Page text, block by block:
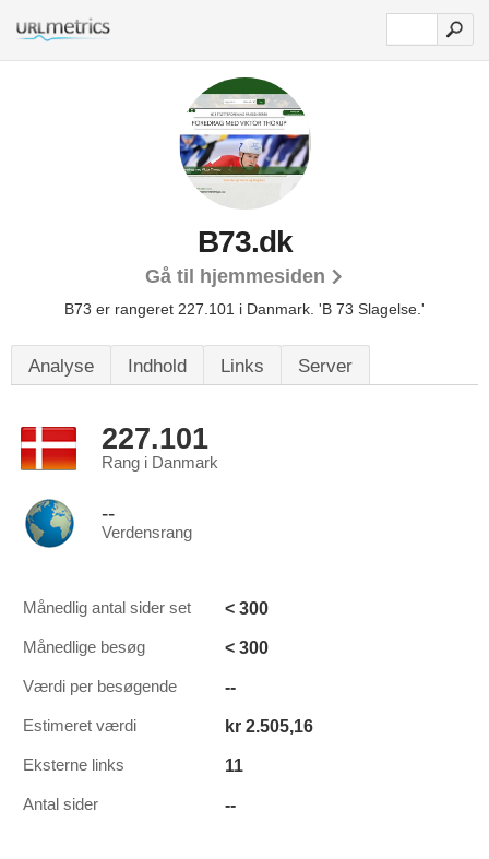
B73.dk
Gå til hjemmesiden
B73 er rangeret 227.101 i Danmark. 'B 73 Slagelse.'
Analyse Indhold Links Server
227.101
Rang i Danmark
--
Verdensrang
Månedlig antal sider set < 300
Månedlige besøg < 300
Værdi per besøgende --
Estimeret værdi kr 2.505,16
Eksterne links 11
Antal sider --